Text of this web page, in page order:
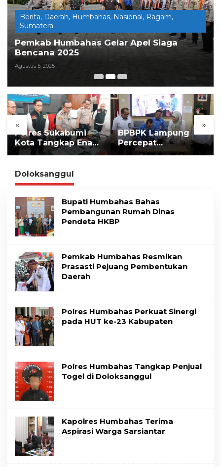
Berita, Daerah, Humbahas, Nasional , Ragam,
Sumatera
Pemkab Humbahas Gelar Apel Siaga
Bencana 2025
Agustus 5, 2025
« »
Polres Sukabumi
Kota Tangkap Enam
Pelaku
BPBPK Lampung
Percepat
Implementasi LLTT
Doloksanggul
Bupati Humbahas Bahas
Pembangunan Rumah Dinas
Pendeta HKBP
Pemkab Humbahas Resmikan
Prasasti Pejuang Pembentukan
Daerah
Polres Humbahas Perkuat Sinergi
pada HUT ke-23 Kabupaten
Polres Humbahas Tangkap Penjual
Togel di Doloksanggul
Kapolres Humbahas Terima
Aspirasi Warga Sarsiantar